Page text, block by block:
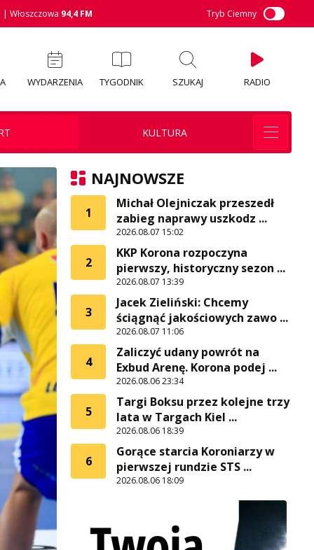
| Włoszczowa 94,4 FM Tryb Ciemny
WYDARZENIA TYGODNIK SZUKAJ RADIO
KULTURA
NAJNOWSZE
1
Michał Olejniczak przeszedł
zabieg naprawy uszkodz ...
2026.08.07 15:02
2
KKP Korona rozpoczyna
pierwszy, historyczny sezon ...
2026.08.07 13:39
3
Jacek Zieliński: Chcemy
ściągnąć jakościowych zawo ...
2026.08.07 11:06
4
Zaliczyć udany powrót na
Exbud Arenę. Korona podej ...
2026.08.06 23:34
5
Targi Boksu przez kolejne trzy
lata w Targach Kiel ...
2026.08.06 18:39
6
Gorące starcia Koroniarzy w
pierwszej rundzie STS ...
2026.08.06 18:09